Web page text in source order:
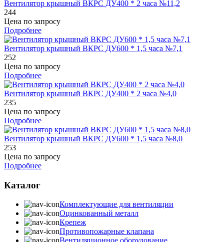
Вентилятор крышный ВКРС ДУ400 * 2 часа №11,2
244
Цена по запросу
Подробнее
Вентилятор крышный ВКРС ДУ600 * 1,5 часа №7,1
252
Цена по запросу
Подробнее
Вентилятор крышный ВКРС ДУ400 * 2 часа №4,0
235
Цена по запросу
Подробнее
Вентилятор крышный ВКРС ДУ600 * 1,5 часа №8,0
253
Цена по запросу
Подробнее
Каталог
Комплектующие для вентиляции
Оцинкованный металл
Крепеж
Противопожарные клапана